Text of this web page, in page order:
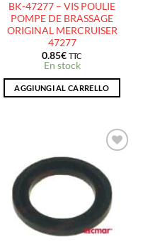
BK-47277 – VIS POULIE
POMPE DE BRASSAGE
ORIGINAL MERCRUISER
47277
0.85€ TTC
En stock
AGGIUNGI AL CARRELLO
AJOUTER
À LA
LISTE
D’ENVIES